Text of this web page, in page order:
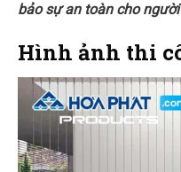
bảo sự an toàn cho
Hình ảnh thi